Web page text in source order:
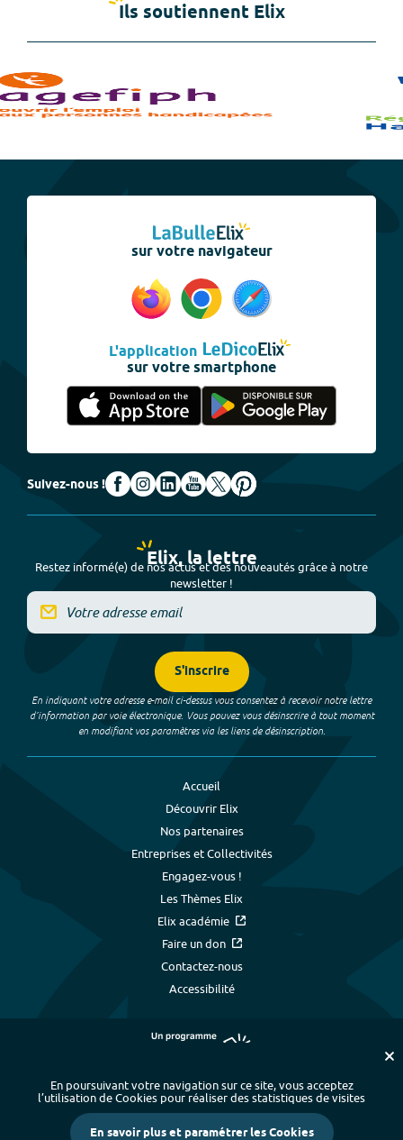
Ils soutiennent Elix
sur votre navigateur
L'application
sur votre smartphone
Suivez-nous !
Elix, la lettre
Restez informé(e) de nos actus et des nouveautés grâce à notre
newsletter !
S'inscrire
En indiquant votre adresse e-mail ci-dessus vous consentez à recevoir notre lettre
d’information par voie électronique. Vous pouvez vous désinscrire à tout moment
en modifiant vos paramètres via les liens de désinscription.
Accueil
Découvrir Elix
Nos partenaires
Entreprises et Collectivités
Engagez-vous !
Les Thèmes Elix
Elix académie
Faire un don
Contactez-nous
Accessibilité
Plan du site - Index alphabétique
-
Mentions légales et données personnelles
- Paramétrer les cookies
En poursuivant votre navigation sur ce site, vous acceptez
l’utilisation de Cookies pour réaliser des statistiques de visites
En savoir plus et paramétrer les Cookies